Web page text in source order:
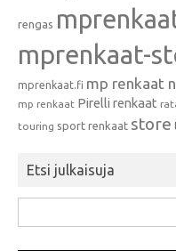
rengas
mprenkaat-
mprenkaat.fi mp renkaat
mp renkaat Pirelli renkaat
touring sport renkaat store
Etsi julkaisuja